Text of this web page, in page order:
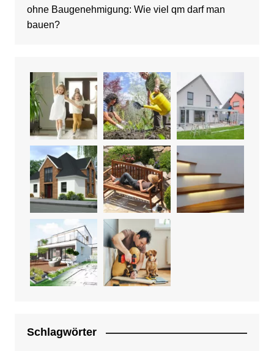
ohne Baugenehmigung: Wie viel qm darf man
bauen?
Schlagwörter